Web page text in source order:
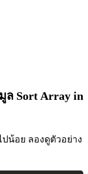
ล Sort Array in
น้อย ลองดูตัวอย่าง